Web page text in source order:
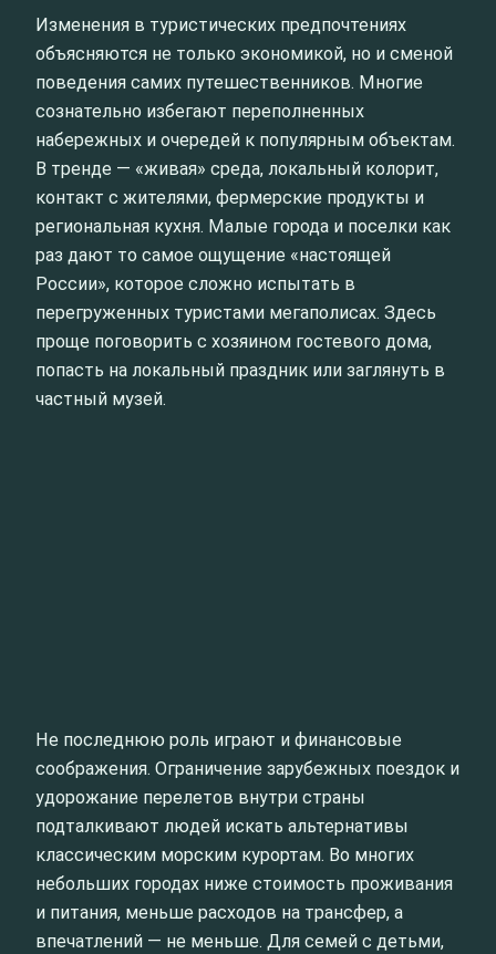
Изменения в туристических предпочтениях
объясняются не только экономикой, но и сменой
поведения самих путешественников. Многие
сознательно избегают переполненных
набережных и очередей к популярным объектам.
В тренде — «живая» среда, локальный колорит,
контакт с жителями, фермерские продукты и
региональная кухня. Малые города и поселки как
раз дают то самое ощущение «настоящей
России», которое сложно испытать в
перегруженных туристами мегаполисах. Здесь
проще поговорить с хозяином гостевого дома,
попасть на локальный праздник или заглянуть в
частный музей.
Не последнюю роль играют и финансовые
соображения. Ограничение зарубежных поездок и
удорожание перелетов внутри страны
подталкивают людей искать альтернативы
классическим морским курортам. Во многих
небольших городах ниже стоимость проживания
и питания, меньше расходов на трансфер, а
впечатлений — не меньше. Для семей с детьми,